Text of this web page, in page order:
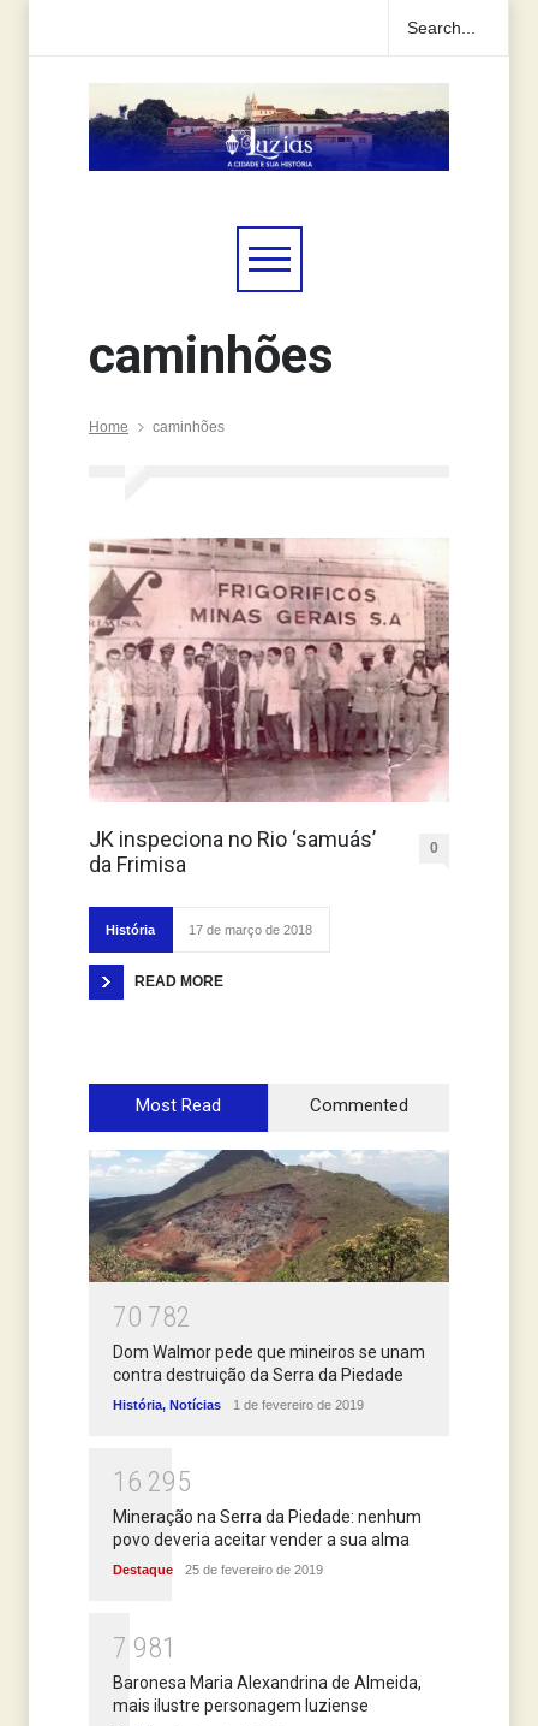
caminhões
Home caminhões
JK inspeciona no Rio ‘samuás’
da Frimisa
0
História 17 de março de 2018
READ MORE
Most Read Commented
70 782
Dom Walmor pede que mineiros se unam
contra destruição da Serra da Piedade
História, Notícias 1 de fevereiro de 2019
1 6 295
Mineração na Serra da Piedade: nenhum
povo deveria aceitar vender a sua alma
Destaque 25 de fevereiro de 2019
7 981
Baronesa Maria Alexandrina de Almeida,
mais ilustre personagem luziense